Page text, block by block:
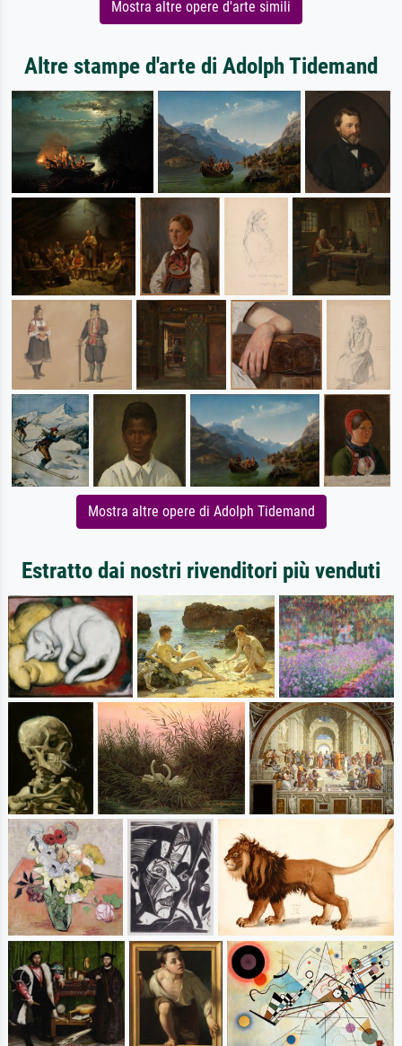
Mostra altre opere d'arte simili
Altre stampe d'arte di Adolph Tidemand
Mostra altre opere di Adolph Tidemand
Estratto dai nostri rivenditori più venduti